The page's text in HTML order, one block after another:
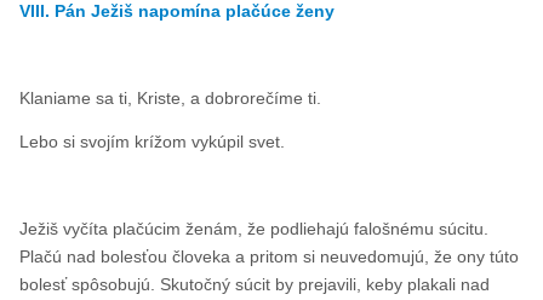
VIII. Pán Ježiš napomína plačúce ženy
Klaniame sa ti, Kriste, a dobrorečíme ti.
Lebo si svojím krížom vykúpil svet.
Ježiš vyčíta plačúcim ženám, že podliehajú falošnému súcitu.
Plačú nad bolesťou človeka a pritom si neuvedomujú, že ony túto
bolesť spôsobujú. Skutočný súcit by prejavili, keby plakali nad